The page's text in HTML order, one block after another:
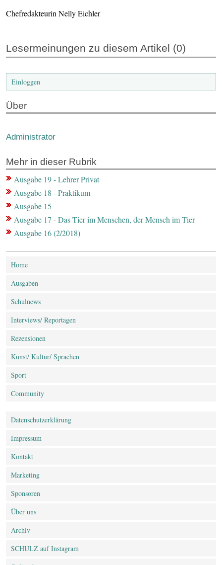
Chefredakteurin Nelly Eichler
Lesermeinungen zu diesem Artikel (0)
Einloggen
Über
Administrator
Mehr in dieser Rubrik
Ausgabe 19 - Lehrer Privat
Ausgabe 18 - Praktikum
Ausgabe 15
Ausgabe 17 - Das Tier im Menschen, der Mensch im Tier
Ausgabe 16 (2/2018)
Home
Ausgaben
Schulnews
Interviews/ Reportagen
Rezensionen
Kunst/ Kultur/ Sprachen
Sport
Community
Datenschutz­erklärung
Impressum
Kontakt
Marketing
Sponsoren
Über uns
Archiv
SCHULZ auf Instagram